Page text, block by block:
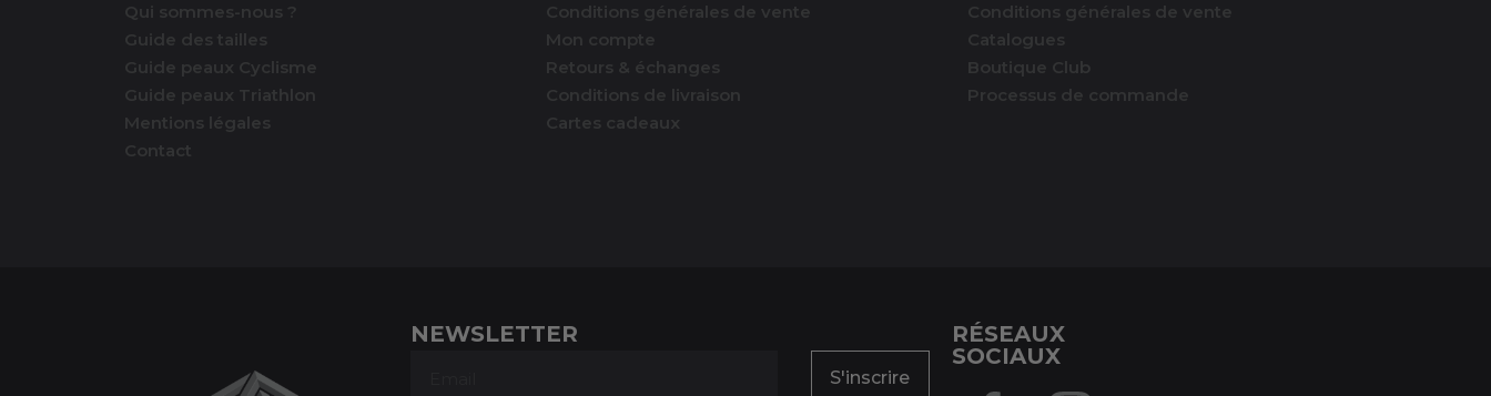
Qui sommes-nous ?
Guide des tailles
Guide peaux Cyclisme
Guide peaux Triathlon
Mentions légales
Contact
Conditions générales de vente
Mon compte
Retours & échanges
Conditions de livraison
Cartes cadeaux
Conditions générales de vente
Catalogues
Boutique Club
Processus de commande
NEWSLETTER
S'inscrire
RÉSEAUX
SOCIAUX